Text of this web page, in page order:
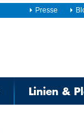
Presse
Linien &